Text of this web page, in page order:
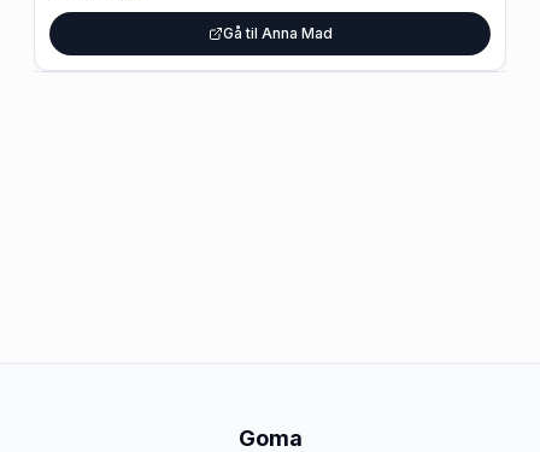
Gå til Anna Mad
Goma